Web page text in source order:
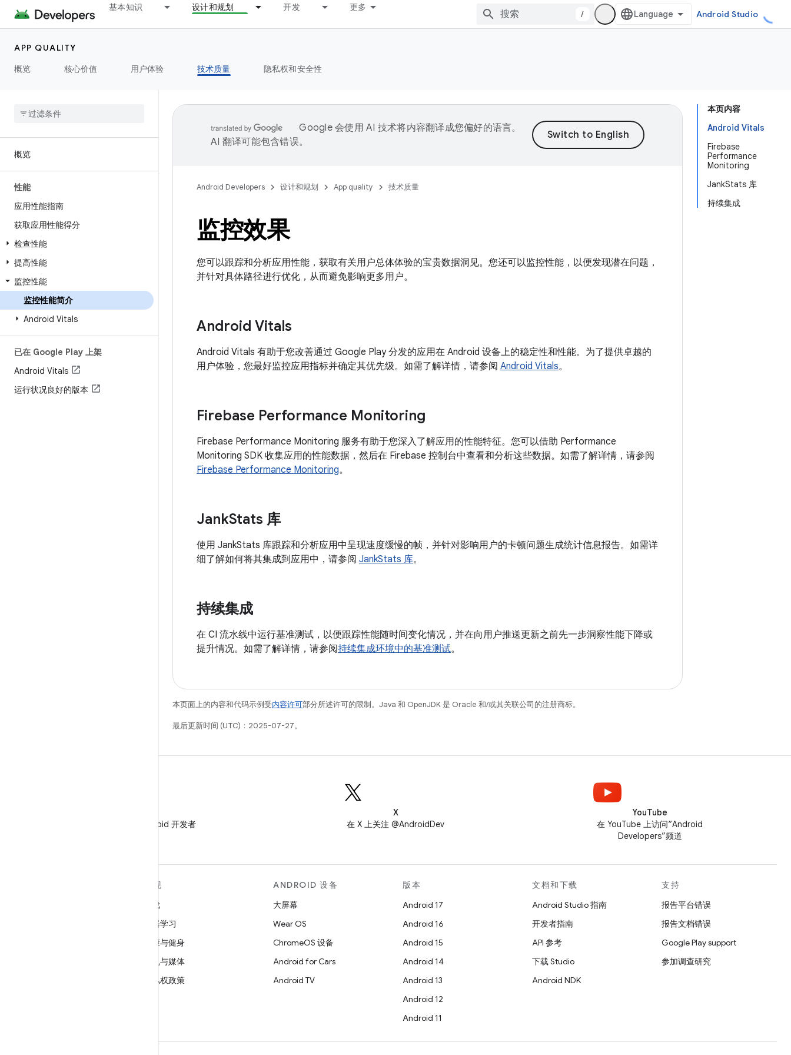
基本知识 设计和规划 开发 更多
/ Android Studio
APP QUALITY
概览
核心价值 用户体验 技术质量 隐私权和安全性
概览
性能
应用性能指南
获取应用性能得分
检查性能
提高性能
监控性能
监控性能简介
Android Vitals
已在 Google Play 上架
Android Vitals
运行状况良好的版本
本页内容
Android Vitals
Firebase
Performance
Monitoring
JankStats 库
持续集成
Google 会使用 AI 技术将内容翻译成您偏好的语言。
AI 翻译可能包含错误。
Android Developers 设计和规划 App quality 技术质量
监控效果
您可以跟踪和分析应用性能，获取有关用户总体体验的宝贵数据洞见。您还可以监控性能，以便发现潜在问题，
并针对具体路径进行优化，从而避免影响更多用户。
Android Vitals
Android Vitals 有助于您改善通过 Google Play 分发的应用在 Android 设备上的稳定性和性能。为了提供卓越的
用户体验，您最好监控应用指标并确定其优先级。如需了解详情，请参阅 Android Vitals。
Firebase Performance Monitoring
Firebase Performance Monitoring 服务有助于您深入了解应用的性能特征。您可以借助 Performance
Monitoring SDK 收集应用的性能数据，然后在 Firebase 控制台中查看和分析这些数据。如需了解详情，请参阅
Firebase Performance Monitoring。
JankStats 库
使用 JankStats 库跟踪和分析应用中呈现速度缓慢的帧，并针对影响用户的卡顿问题生成统计信息报告。如需详
细了解如何将其集成到应用中，请参阅 JankStats 库。
持续集成
在 CI 流水线中运行基准测试，以便跟踪性能随时间变化情况，并在向用户推送更新之前先一步洞察性能下降或
提升情况。如需了解详情，请参阅持续集成环境中的基准测试。
本页面上的内容和代码示例受内容许可部分所述许可的限制。Java 和 OpenJDK 是 Oracle 和/或其关联公司的注册商标。
最后更新时间 (UTC)：2025-07-27。
在微信中关注 Android 开发者
X
在 X 上关注 @AndroidDev
YouTube
在 YouTube 上访问“Android
Developers”频道
发现
游戏
机器学习
健康与健身
相机与媒体
隐私权政策
ANDROID 设备
大屏幕
Wear OS
ChromeOS 设备
Android for Cars
Android TV
版本
Android 17
Android 16
Android 15
Android 14
Android 13
Android 12
Android 11
文档和下载
Android Studio 指南
开发者指南
API 参考
下载 Studio
Android NDK
支持
报告平台错误
报告文档错误
Google Play support
参加调查研究